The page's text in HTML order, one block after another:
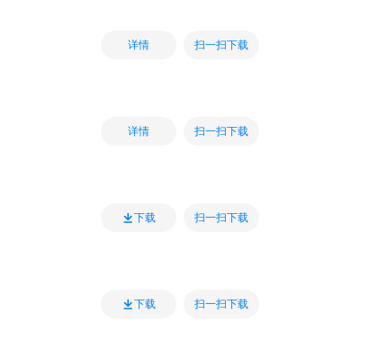
详情 扫一扫下载
详情 扫一扫下载
下载 扫一扫下载
下载 扫一扫下载